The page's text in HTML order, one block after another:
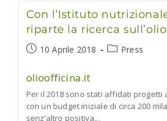
della
dieta
mediterranea.
Intervista
al
Michele
Carruba
Con l’Istituto
riparte la ricerca
Articolo10 Aprile 2018
Categoria
Press
olioofficina.it
Per il 2018 sono stati affidati progetti
con un budget iniziale di circa 200
senz’altro positiva...